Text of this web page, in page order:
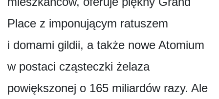
Place z imponującym ratuszem
i domami gildii, a także nowe Atomium
w postaci cząsteczki żelaza
powiększonej o 165 miliardów razy. Ale